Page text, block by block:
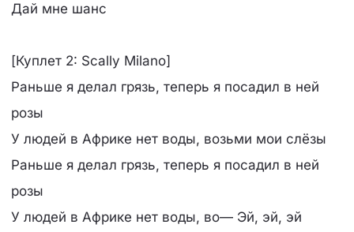
Дай мне шанс
[Куплет 2: Scally Milano]
Раньше я делал грязь, теперь я посадил в ней
розы
У людей в Африке нет воды, возьми мои слёзы
Раньше я делал грязь, теперь я посадил в ней
розы
У людей в Африке нет воды, во— Эй, эй, эй